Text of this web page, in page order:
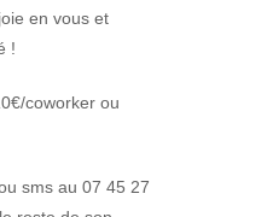
en vous et
!
coworker ou
sms au 07 45 27